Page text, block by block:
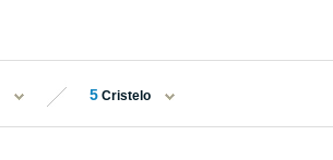
5 Cristelo